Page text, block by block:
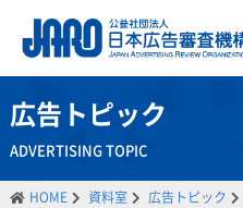
広告トピック
ADVERTISING TOPIC
HOME 資料室 広告トピック